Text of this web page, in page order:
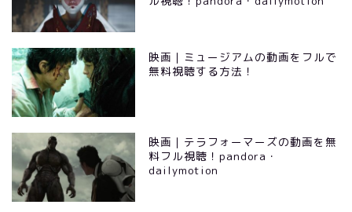
映画｜ミュージアムの動画をフルで
無料視聴する方法！
映画｜テラフォーマーズの動画を無
料フル視聴！pandora・
dailymotion